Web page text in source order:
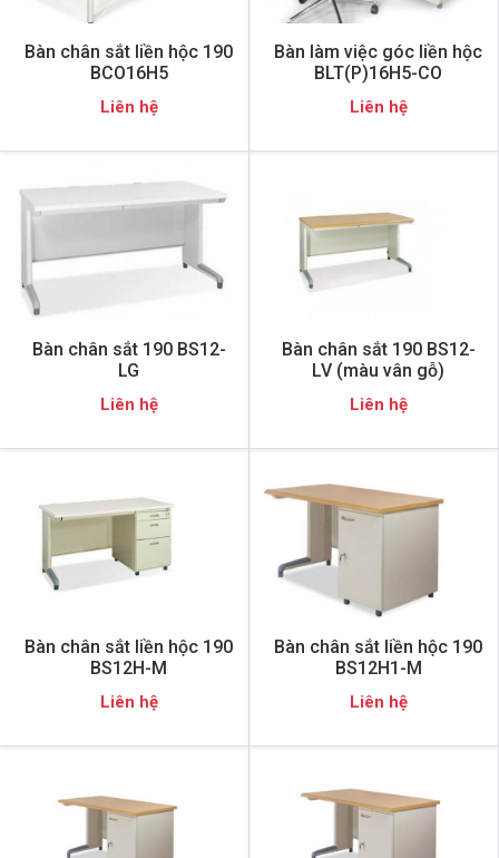
Bàn chân sắt liền hộc 190
BCO16H5
Liên hệ
Bàn làm việc góc liền hộc
BLT(P)16H5-CO
Liên hệ
Bàn chân sắt 190 BS12-
LG
Liên hệ
Bàn chân sắt 190 BS12-
LV (màu vân gỗ)
Liên hệ
Bàn chân sắt liền hộc 190
BS12H-M
Liên hệ
Bàn chân sắt liền hộc 190
BS12H1-M
Liên hệ